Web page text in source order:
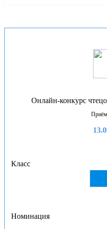
Онлайн-конкурс
Класс
Номинация